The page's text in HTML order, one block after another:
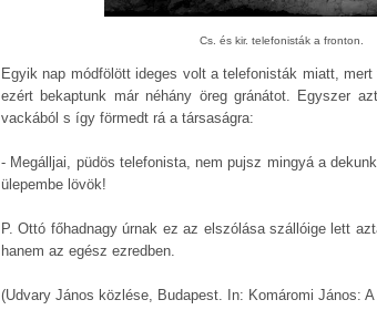
Cs. és kir. telefonisták a fronton.
Egyik nap módfölött ideges volt a telefonisták miatt,
ezért bekaptunk már néhány öreg gránátot. Egyszer
vackából s így förmedt rá a társaságra:
- Megálljai, püdös telefonista, nem pujsz mingyá a
ülepembe lövök!
P. Ottó főhadnagy úrnak ez az elszólása szállóige lett
hanem az egész ezredben.
(Udvary János közlése, Budapest. In: Komáromi János: